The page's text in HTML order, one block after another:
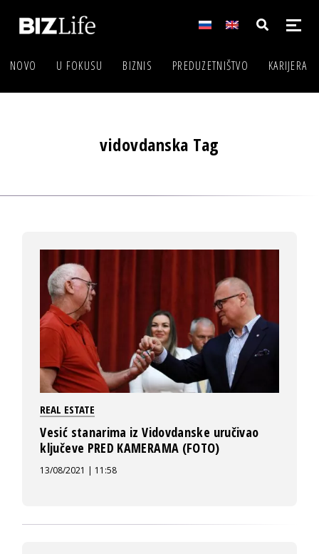
NOVO U FOKUSU BIZNIS PREDUZETNIŠTVO KARIJERA
vidovdanska Tag
REAL ESTATE
Vesić stanarima iz Vidovdanske uručivao
ključeve PRED KAMERAMA (FOTO)
13/08/2021 | 11:58